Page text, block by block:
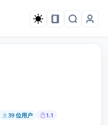
39 位用户 1.1